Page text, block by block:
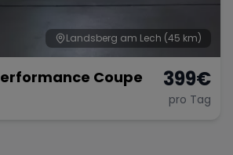
Rolls Royce Aston Martin
Lotus Maserati
Landsberg am Lech (45 km)
Coupe 399€
pro Tag